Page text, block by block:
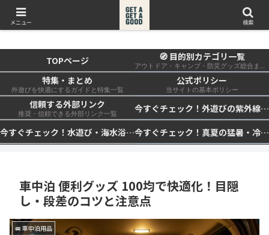
get a get a good
TOPページ 🧭 目的別カテゴリ一覧
アウトドア・キャンプ・防災グッズ総合まとめ
特集・まとめ
外遊びを快適にするガイドと特集一覧
公式ポリシー
当サイトの基本ポリシー
信頼する外部リンク
推奨・信頼できる外部リンク一覧
今すぐチェック！外遊びの紫外線対策・日差し快適化計画｜帽子・日傘・ウェア・日焼け止めを総まとめ☀️🏕️👓
今すぐチェック！水遊び・海水浴の快適化計画｜浮き輪・服装・日陰・安全対策を総まとめ🏖️🌊✨
今すぐチェック！真夏の猛暑・冷却・保冷快適化計画｜外遊び・キャンプ・車中泊の暑さ対策を総まとめ☀️🧊🏕️
車中泊 便利グッズ 100均で快適化！目隠
し・段差のコツと注意点
🚐 車中泊用品
メニュー 検索